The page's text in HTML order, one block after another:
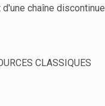
chaîne discontinue
CLASSIQUES